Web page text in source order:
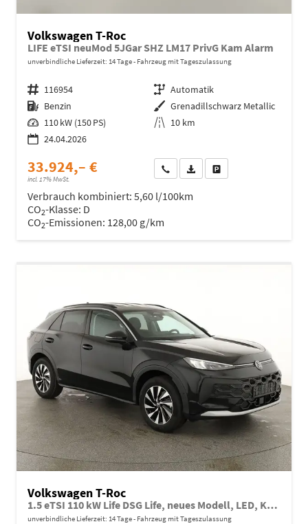
Volkswagen T-Roc
LIFE eTSI neuMod 5JGar SHZ LM17 PrivG Kam Alarm
unverbindliche Lieferzeit: 14 Tage Fahrzeug mit Tageszulassung
Fahrzeugnr. 116954 Getriebe Automatik
Kraftstoff Benzin Außenfarbe Grenadillschwarz Metallic
Leistung 110 kW (150 PS) Kilometerstand 10 km
24.04.2026
33.924,– €
incl. 17% MwSt.
Wir rufen Sie anFahrzeugexposé (PDF)
Verbrauch kombiniert: 5,60 l/100km
CO2-Klasse: D
CO2-Emissionen: 128,00 g/km
Volkswagen T-Roc
1.5 eTSI 110 kW Life DSG Life, neues Modell, LED, Kamera, Side, Winter, 17-Zoll
unverbindliche Lieferzeit: 14 Tage Fahrzeug mit Tageszulassung